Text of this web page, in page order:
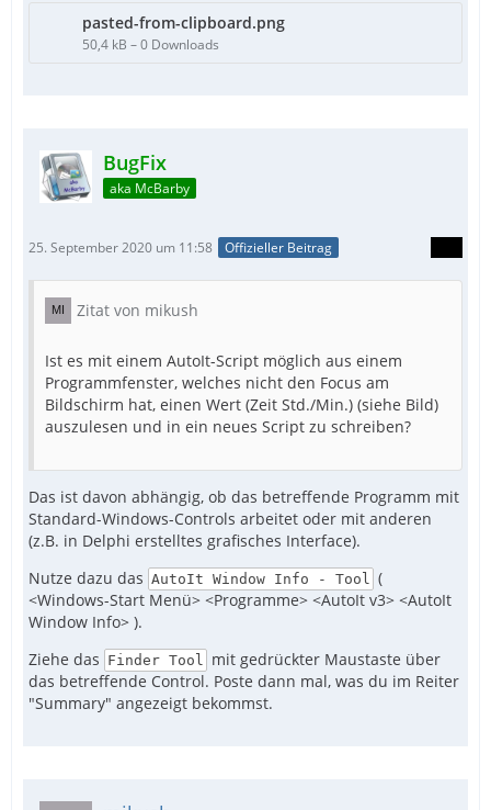
pasted-from-clipboard.png
50,4 kB – 0 Downloads
BugFix
aka McBarby
25. September 2020 um 11:58 Offizieller Beitrag
Zitat von mikush
Ist es mit einem AutoIt-Script möglich aus einem
Programmfenster, welches nicht den Focus am
Bildschirm hat, einen Wert (Zeit Std./Min.) (siehe Bild)
auszulesen und in ein neues Script zu schreiben?
Das ist davon abhängig, ob das betreffende Programm mit
Standard-Windows-Controls arbeitet oder mit anderen
(z.B. in Delphi erstelltes grafisches Interface).
Nutze dazu das AutoIt Window Info - Tool (
<Windows-Start Menü> <Programme> <AutoIt v3> <AutoIt
Window Info> ).
Ziehe das Finder Tool mit gedrückter Maustaste über
das betreffende Control. Poste dann mal, was du im Reiter
"Summary" angezeigt bekommst.